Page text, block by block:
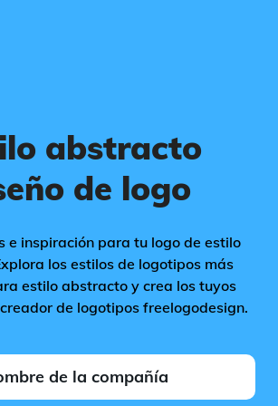
abstracto
de logo
e inspiración para tu logo de estilo
los estilos de logotipos más
estilo abstracto y crea los tuyos
de logotipos freelogodesign.